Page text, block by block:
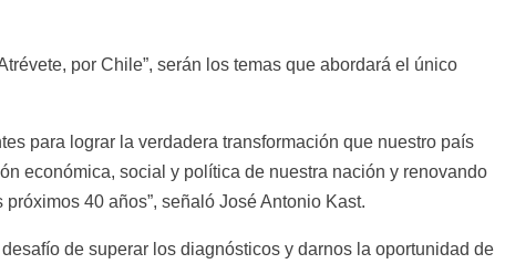
por Chile”, serán los temas que abordará el único
para lograr la verdadera transformación que nuestro país
económica, social y política de nuestra nación y renovando
40 años”, señaló José Antonio Kast.
de superar los diagnósticos y darnos la oportunidad de